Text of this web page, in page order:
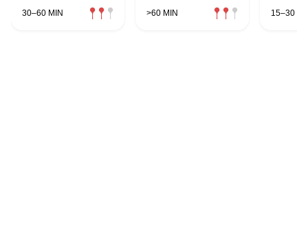
30–60 MIN >60 MIN 15–30